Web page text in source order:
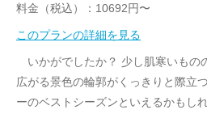
料金（税込）：10692円〜
このプランの詳細を見る
いかがでしたか？ 少し肌寒いもの
広がる景色の輪郭がくっきりと際立
ーのベストシーズンといえるかもし